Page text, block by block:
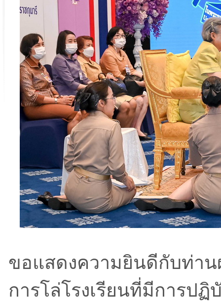
ขอแสดงความยินดีกับท่า
การโล่โรงเรียนที่มีการป